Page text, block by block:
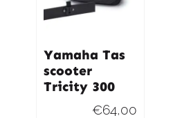
Yamaha Tas
scooter
Tricity 300
€64,00